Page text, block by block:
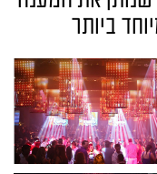
ביותר